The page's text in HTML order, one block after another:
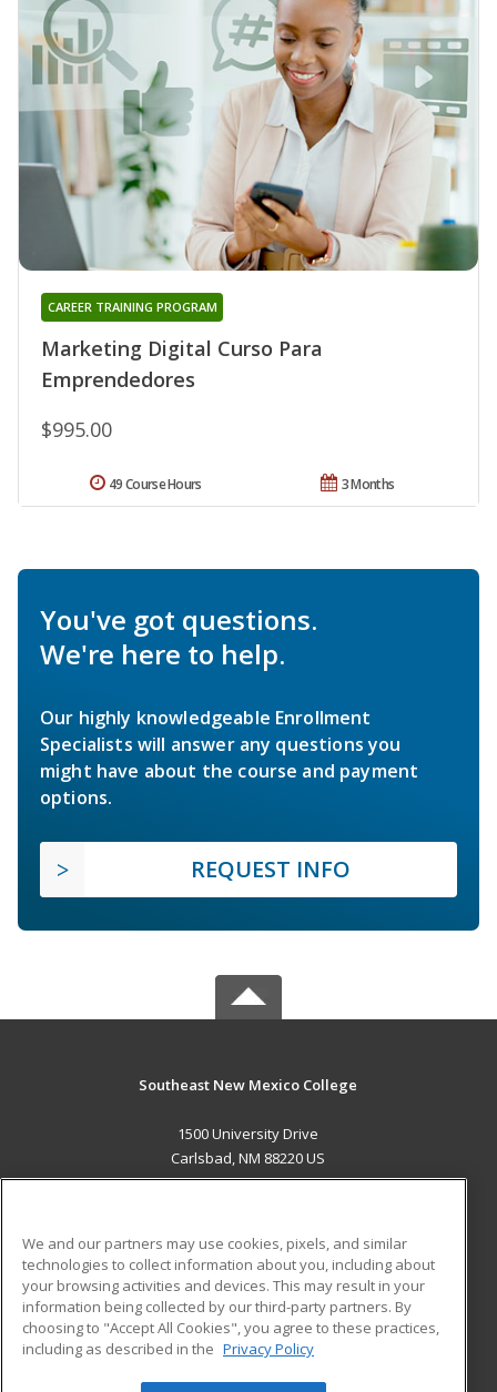
Marketing Digital Curso Para
Emprendedores
CAREER TRAINING PROGRAM
$995.00
3 Months
49 Course Hours
You've got questions.
We're here to help.
Our highly knowledgeable Enrollment
Specialists will answer any questions you
might have about the course and payment
options.
REQUEST INFO
Southeast New Mexico College
1500 University Drive
Carlsbad, NM 88220 US
ADDITIONAL RESOURCES
Military
Financial Assistance
Help
Student Blog
We and our partners may use cookies, pixels, and similar
technologies to collect information about you, including about
your browsing activities and devices. This may result in your
information being collected by our third-party partners. By
choosing to "Accept All Cookies", you agree to these practices,
including as described in the Privacy Policy